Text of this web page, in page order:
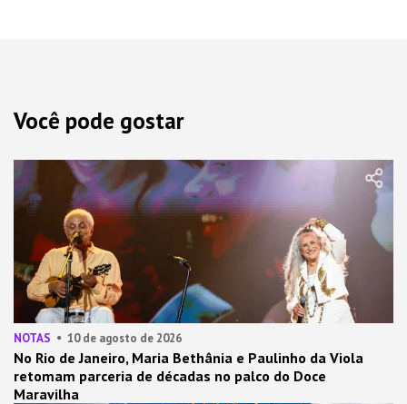
Você pode gostar
NOTAS 10 de agosto de 2026
No Rio de Janeiro, Maria Bethânia e Paulinho da Viola
retomam parceria de décadas no palco do Doce
Maravilha